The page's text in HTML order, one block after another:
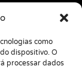
como
dispositivo. O
processar dados